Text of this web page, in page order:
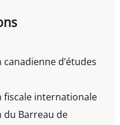
», 12th Business
its Concession on
Press
janvier 2022
Strategies
d’études
fiscale internationale
du Barreau de